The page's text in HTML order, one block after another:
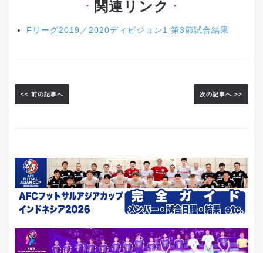
▼ 関連リンク ▼
Fリーグ2019／2020ディビジョン1 第3節試合結果
<< 前の記事へ 次の記事へ >>